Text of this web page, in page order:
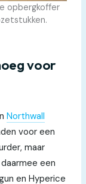
opbergkoffer
voor
Northwall
voor een
maar
een
en Hyperice